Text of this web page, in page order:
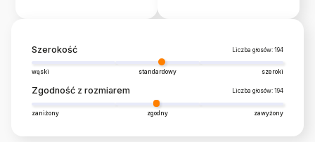
Szerokość Liczba głosów: 194
wąski standardowy szeroki
Zgodność z rozmiarem Liczba głosów: 194
zaniżony zgodny zawyżony